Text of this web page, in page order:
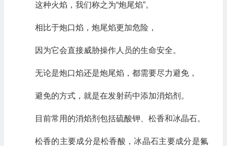
这种火焰，我们称之为“炮尾焰”。
相比于炮口焰，炮尾焰更加危险，
因为它会直接威胁操作人员的生命安全。
无论是炮口焰还是炮尾焰，都需要尽力避免，
避免的方式，就是在发射药中添加消焰剂。
目前常用的消焰剂包括硫酸钾、松香和冰晶石。
松香的主要成分是松香酸，冰晶石主要成分是氟